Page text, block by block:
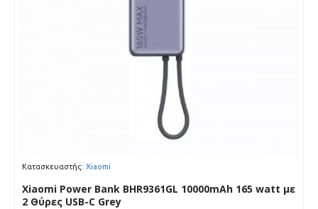
Κατασκευαστής: Xiaomi
Xiaomi Power Bank BHR9361GL 10000mAh 165 watt με
2 Θύρες USB-C Grey